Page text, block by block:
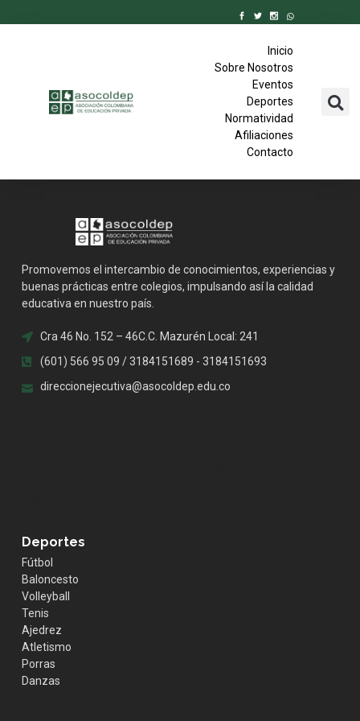
Inicio
Sobre Nosotros
Eventos
Deportes
Normatividad
Afiliaciones
Contacto
Promovemos el intercambio de conocimientos, experiencias y
buenas prácticas entre colegios, impulsando así la calidad
educativa en nuestro país.
Cra 46 No. 152 – 46C.C. Mazurén Local: 241
(601) 566 95 09 / 3184151689 - 3184151693
direccionejecutiva@asocoldep.edu.co
Deportes
Fútbol
Baloncesto
Volleyball
Tenis
Ajedrez
Atletismo
Porras
Danzas